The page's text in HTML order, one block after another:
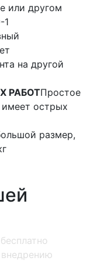
или другом
1
на другой
РАБОТПростое
имеет острых
размер,